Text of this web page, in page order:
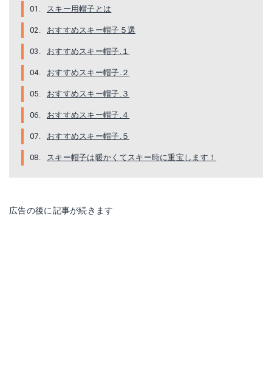
スキー用帽子とは
おすすめスキー帽子５選
おすすめスキー帽子.１
おすすめスキー帽子.２
おすすめスキー帽子.３
おすすめスキー帽子.４
おすすめスキー帽子.５
スキー帽子は暖かくてスキー時に重宝します！
広告の後に記事が続きます
Yahoo!ショッピングで見る